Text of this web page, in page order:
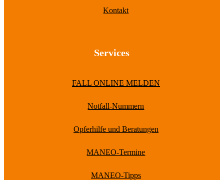
Kontakt
Services
FALL ONLINE MELDEN
Notfall-Nummern
Opferhilfe und Beratungen
MANEO-Termine
MANEO-Tipps